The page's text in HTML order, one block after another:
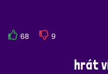
68 9
hrát